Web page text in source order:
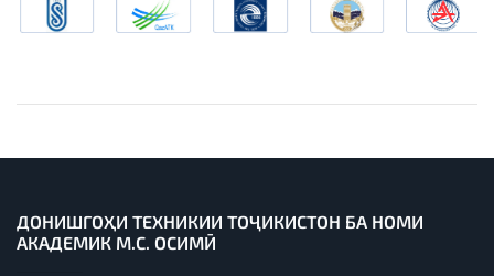
ДОНИШГОҲИ ТЕХНИКИИ ТОҶИКИСТОН БА НОМИ
АКАДЕМИК М.С. ОСИМӢ